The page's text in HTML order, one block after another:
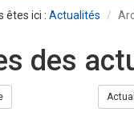
Actualités
des